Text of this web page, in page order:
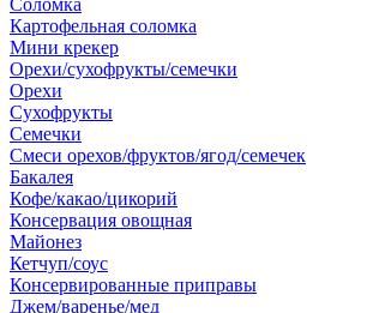
Соломка
Картофельная соломка
Мини крекер
Орехи/сухофрукты/семечки
Орехи
Сухофрукты
Семечки
Смеси орехов/фруктов/ягод/семечек
Бакалея
Кофе/какао/цикорий
Консервация овощная
Майонез
Кетчуп/соус
Консервированные приправы
Джем/варенье/мед